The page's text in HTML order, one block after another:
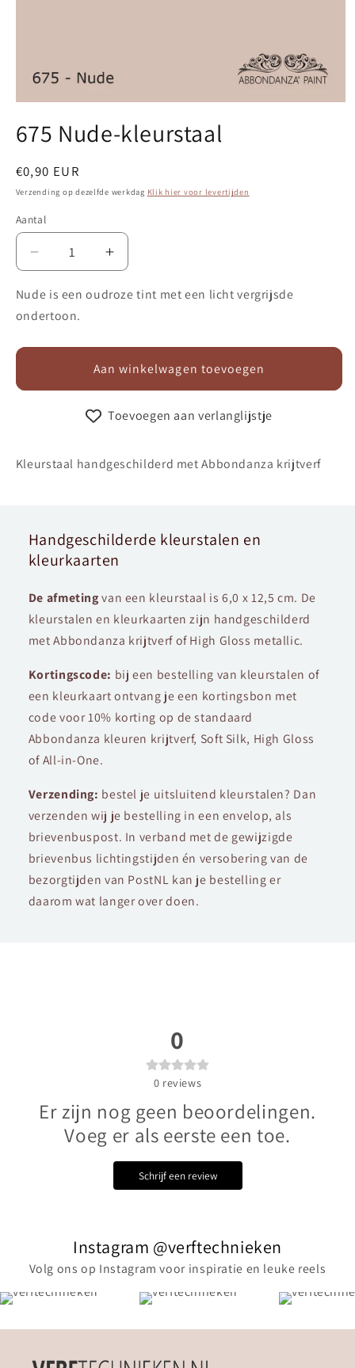
openen
in
675 Nude-kleurstaal
Normale
prijs
€0,90 EUR
Verzending op dezelfde werkdag Klik hier voor levertijden
Aantal
Aantal
verlagen
voor
675
kleurstaal
Aantal
verhogen
voor
kleurstaal
Nude is een oudroze tint met een licht vergrijsde
ondertoon.
Aan winkelwagen toevoegen
Toevoegen aan verlanglijstje
Kleurstaal handgeschilderd met Abbondanza krijtverf
Handgeschilderde kleurstalen en
kleurkaarten
De afmetingvan een kleurstaal is 6,0 x 12,5 cm. De
kleurstalen en kleurkaarten zijn handgeschilderd
met Abbondanza krijtverf of High Gloss metallic.
Kortingscode: bij een bestelling van kleurstalen of
een kleurkaart ontvang je een kortingsbon met
code voor 10% korting op de standaard
Abbondanza kleuren krijtverf, Soft Silk, High Gloss
of All-in-One.
Verzending: bestel je uitsluitend kleurstalen? Dan
verzenden wij je bestelling in een envelop, als
brievenbuspost. In verband met de gewijzigde
brievenbus lichtingstijden én versobering van de
bezorgtijden van PostNL kan je bestelling er
daarom wat langer over doen.
0
0 reviews
Er zijn nog geen beoordelingen.
Voeg er als eerste een toe.
Schrijf een review
Instagram @verftechnieken
Volg ons op Instagram voor inspiratie en leuke reels